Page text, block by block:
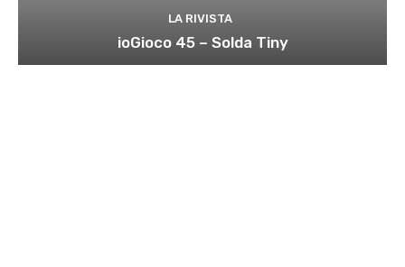
LA RIVISTA
ioGioco 45 – Solda Tiny